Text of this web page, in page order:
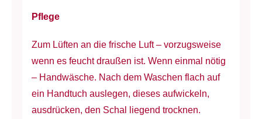
Pflege
Zum Lüften an die frische Luft – vorzugsweise
wenn es feucht draußen ist. Wenn einmal nötig
– Handwäsche. Nach dem Waschen flach auf
ein Handtuch auslegen, dieses aufwickeln,
ausdrücken, den Schal liegend trocknen.